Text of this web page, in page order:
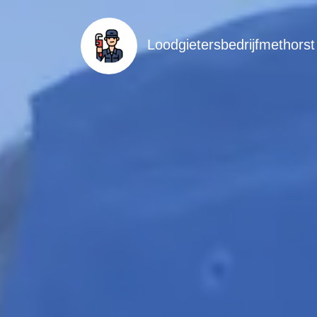
Loodgietersbedrijfmethorst